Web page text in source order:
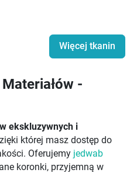
Więcej tkanin
-
ekskluzywnych i
której masz dostęp do
Oferujemy jedwab
koronki, przyjemną w